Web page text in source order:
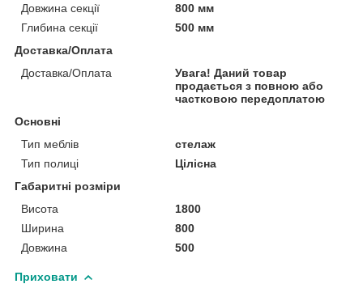
Довжина секції
800 мм
Глибина секції
500 мм
Доставка/Оплата
Доставка/Оплата
Увага! Даний товар
продається з повною або
частковою передоплатою
Основні
Тип меблів
стелаж
Тип полиці
Цілісна
Габаритні розміри
Висота
1800
Ширина
800
Довжина
500
Приховати